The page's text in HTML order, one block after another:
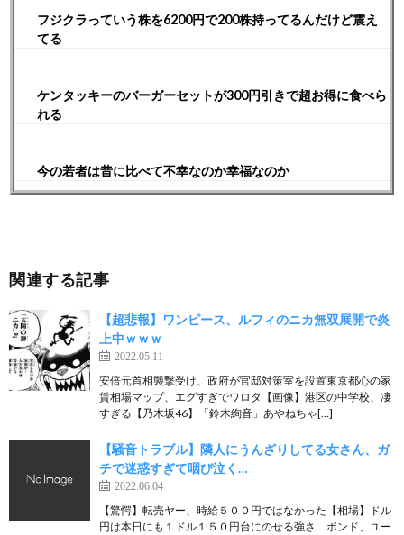
フジクラっていう株を6200円で200株持ってるんだけど震え
てる
ケンタッキーのバーガーセットが300円引きで超お得に食べら
れる
今の若者は昔に比べて不幸なのか幸福なのか
関連する記事
【超悲報】ワンピース、ルフィのニカ無双展開で炎
上中ｗｗｗ
2022.05.11
安倍元首相襲撃受け、政府が官邸対策室を設置東京都心の家
賃相場マップ、エグすぎでワロタ【画像】港区の中学校、凄
すぎる【乃木坂46】「鈴木絢音」あやねちゃ[…]
【騒音トラブル】隣人にうんざりしてる女さん、ガ
チで迷惑すぎて咽び泣く…
2022.06.04
【驚愕】転売ヤー、時給５００円ではなかった【相場】ドル
円は本日にも１ドル１５０円台にのせる強さ ポンド、ユー